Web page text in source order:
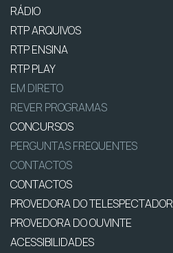
RÁDIO
RTP ARQUIVOS
RTP ENSINA
RTP PLAY
EM DIRETO
REVER PROGRAMAS
CONCURSOS
PERGUNTAS FREQUENTES
CONTACTOS
CONTACTOS
PROVEDORA DO TELESPECTADOR
PROVEDORA DO OUVINTE
ACESSIBILIDADES